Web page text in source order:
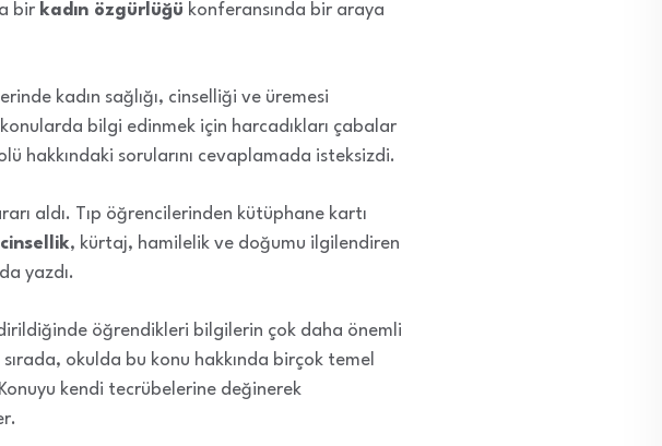
bir kadın özgürlüğü konferansında bir araya
kadın sağlığı, cinselliği ve üremesi
bilgi edinmek için harcadıkları çabalar
hakkındaki sorularını cevaplamada isteksizdi.
aldı. Tıp öğrencilerinden kütüphane kartı
cinsellik, kürtaj, hamilelik ve doğumu ilgilendiren
yazdı.
öğrendikleri bilgilerin çok daha önemli
okulda bu konu hakkında birçok temel
kendi tecrübelerine değinerek